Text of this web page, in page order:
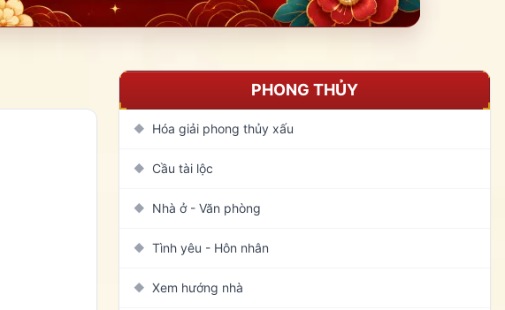
PHONG THỦY
◆ Hóa giải phong thủy xấu
◆ Cầu tài lộc
◆ Nhà ở - Văn phòng
◆ Tình yêu - Hôn nhân
◆ Xem hướng nhà